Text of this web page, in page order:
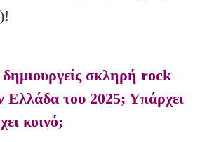
σκληρή rock
Ελλάδα του 2025; Υπάρχει
κοινό;